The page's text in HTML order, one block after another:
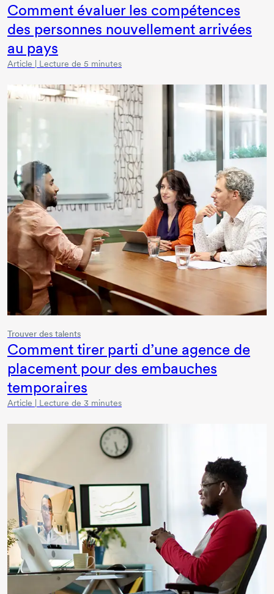
Comment évaluer les compétences
des personnes nouvellement arrivées
au pays
Article | Lecture de 5 minutes
Trouver des talents
Comment tirer parti d’une agence de
placement pour des embauches
temporaires
Article | Lecture de 3 minutes